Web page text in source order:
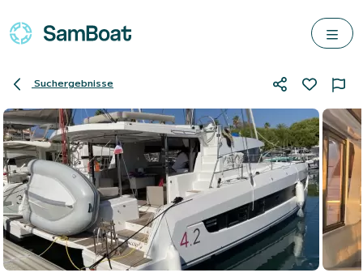
Suchergebnisse